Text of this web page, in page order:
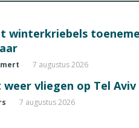
winterkriebels
7 augustus 2026
weer vliegen op Tel Aviv
7 augustus 2026